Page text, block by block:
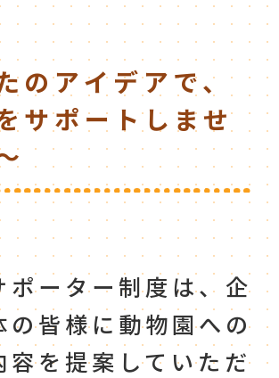
のアイデアで、
サポートしませ
ポーター制度は、企
の皆様に動物園への
容を提案していただ